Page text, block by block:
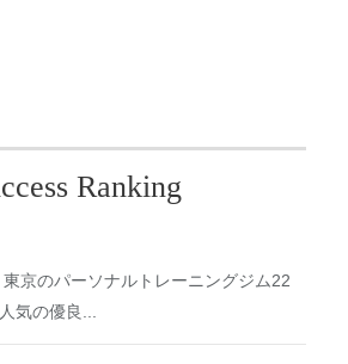
Ranking
東京のパーソナルトレーニングジム22
気の優良...